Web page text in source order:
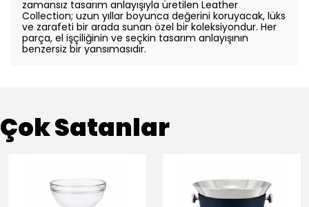
zamansız tasarım anlayışıyla üretilen Leather
Collection; uzun yıllar boyunca değerini koruyacak, lüks
ve zarafeti bir arada sunan özel bir koleksiyondur. Her
parça, el işçiliğinin ve seçkin tasarım anlayışının
benzersiz bir yansımasıdır.
Çok Satanlar